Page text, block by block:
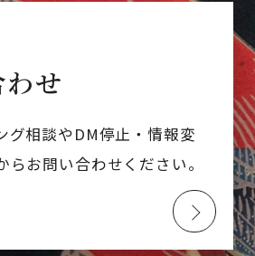
せ
グ相談やDM停止・情報変
らお問い合わせください。